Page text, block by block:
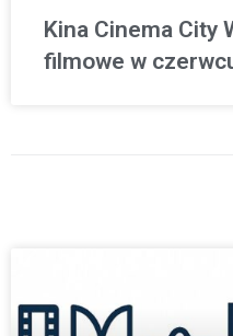
Kina Cinema City
filmowe w